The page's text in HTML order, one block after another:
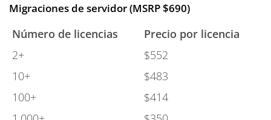
Migraciones de servidor (MSRP $690)
Número de licencias
Precio por licencia
2+
$552
10+
$483
100+
$414